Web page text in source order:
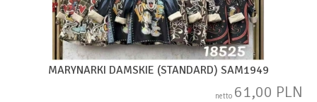
MARYNARKI DAMSKIE (STANDARD) SAM1949
netto 61,00 PLN